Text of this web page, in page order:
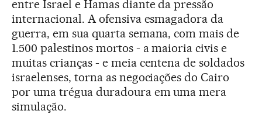
entre Israel e Hamas diante da pressão
internacional. A ofensiva esmagadora da
guerra, em sua quarta semana, com mais de
1.500 palestinos mortos - a maioria civis e
muitas crianças - e meia centena de soldados
israelenses, torna as negociações do Cairo
por uma trégua duradoura em uma mera
simulação.